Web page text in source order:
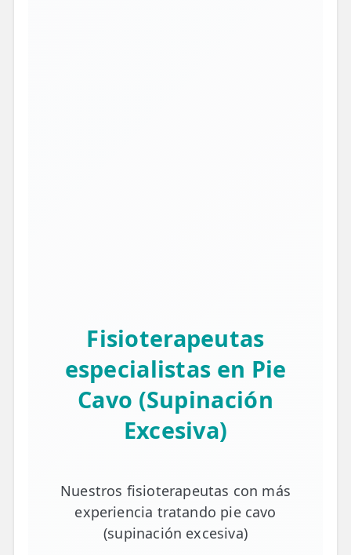
Fisioterapeutas
especialistas en Pie
Cavo (Supinación
Excesiva)
Nuestros fisioterapeutas con más
experiencia tratando pie cavo
(supinación excesiva)